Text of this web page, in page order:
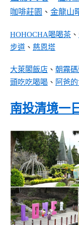
咖啡莊園 、 金龍山
HOHOCHA喝喝茶 、
步道 、 慈恩塔
大萊閣飯店 、 朝霧
頭吃吃喝喝 、 阿爸
南投清境一